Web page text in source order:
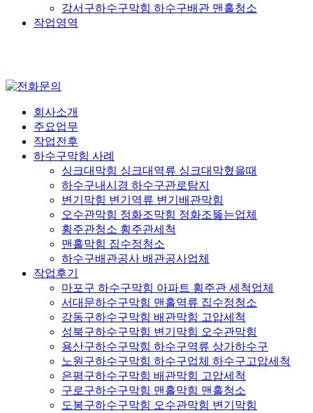
강서구하수구막힘 하수구배관 맨홀청소
작업영역
회사소개
주요업무
작업전후
하수구막힘 사례
싱크대막힘 싱크대역류 싱크대막혔을때
하수구내시경 하수구관로탐지
변기막힘 변기역류 변기배관막힘
오수관막힘 정화조막힘 정화조뚫는업체
횡주관청소 횡주관세척
맨홀막힘 집수정청소
하수구배관공사 배관공사업체
작업후기
마포구 하수구막힘 아파트 횡주관 세척업체
서대문하수구막힘 맨홀역류 집수정청소
강동구하수구막힘 배관막힘 고압세척
성북구하수구막힘 변기막힘 오수관막힘
용산구하수구막힘 하수구역류 상가하수구
노원구하수구막힘 하수구업체 하수구고압세척
은평구하수구막힘 배관막힘 고압세척
구로구하수구막힘 맨홀막힘 맨홀청소
도봉구하수구막힘 오수관막힘 변기막힘